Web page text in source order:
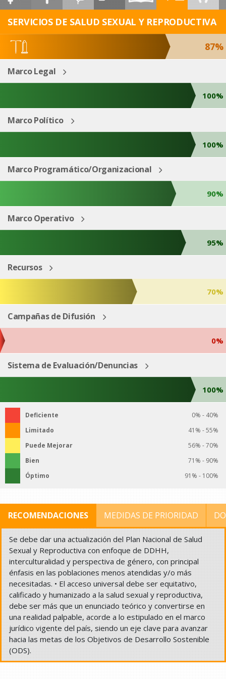
ESP
SERVICIOS DE SALUD SEXUAL Y REPRODUCTIVA
87%
Marco Legal
100%
Marco Político
100%
Marco Programático/Organizacional
90%
Marco Operativo
95%
Recursos
70%
Campañas de Difusión
0%
Sistema de Evaluación/Denuncias
100%
Deficiente
0% - 40%
Limitado
41% - 55%
Puede Mejorar
56% - 70%
Bien
71% - 90%
Óptimo
91% - 100%
RECOMENDACIONES MEDIDAS DE PRIORIDAD
Se debe dar una actualización del Plan Nacional de Salud
Sexual y Reproductiva con enfoque de DDHH,
interculturalidad y perspectiva de género, con principal
énfasis en las poblaciones menos atendidas y/o más
necesitadas. • El acceso universal debe ser equitativo,
calificado y humanizado a la salud sexual y reproductiva,
debe ser más que un enunciado teórico y convertirse en
una realidad palpable, acorde a lo estipulado en el marco
jurídico vigente del país, siendo un eje clave para avanzar
hacia las metas de los Objetivos de Desarrollo Sostenible
(ODS).